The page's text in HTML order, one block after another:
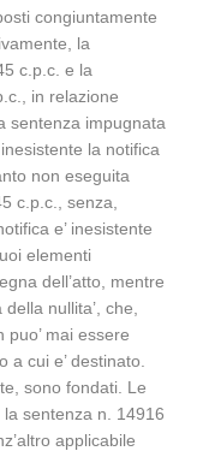
congiuntamente
la
c.p.c. e la
in relazione
sentenza impugnata
la notifica
non eseguita
c.p.c., senza,
e’ inesistente
elementi
dell’atto, mentre
nullita’, che,
puo’ mai essere
cui e’ destinato.
sono fondati. Le
sentenza n. 14916
applicabile